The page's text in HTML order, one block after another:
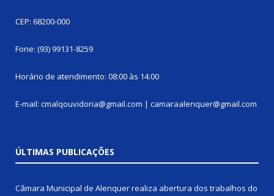
CEP: 68200-000
Fone: (93) 99131-8259
Horário de atendimento: 08:00 às 14:00
E-mail: cmalqouvidoria@gmail.com | camaraalenquer@gmail.com
ÚLTIMAS PUBLICAÇÕES
Câmara Municipal de Alenquer realiza abertura dos trabalhos do